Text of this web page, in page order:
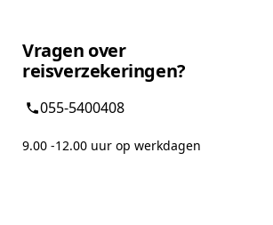
Vragen over
reisverzekeringen?
055-5400408
9.00 -12.00 uur op werkdagen